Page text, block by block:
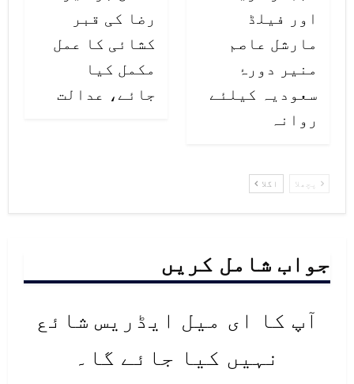
اور فیلڈ
مارشل عاصم
منیر دورۂ
سعودیہ کیلئے
روانہ
رضا کی قبر
کشائی کا عمل
مکمل کیا
جائے، عدالت
پچھلا اگلا
جواب شامل کریں
آپ کا ای میل ایڈریس شائع
نہیں کیا جائے گا۔